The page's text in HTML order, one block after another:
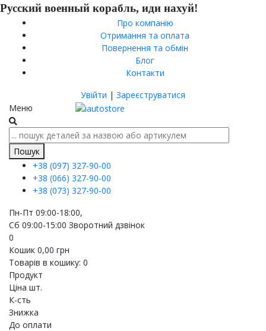
Русский военный корабль, иди нахуй!
Про компанію
Отримання та оплата
Повернення та обмін
Блог
Контакти
Увійти | Зареєструватися
Меню
Пошук
+38 (097) 327-90-00
+38 (066) 327-90-00
+38 (073) 327-90-00
Пн-Пт 09:00-18:00,
Сб 09:00-15:00 Зворотний дзвінок
0
Кошик 0,00 грн
Товарів в кошику: 0
Продукт
Ціна шт.
К-сть
Знижка
До оплати